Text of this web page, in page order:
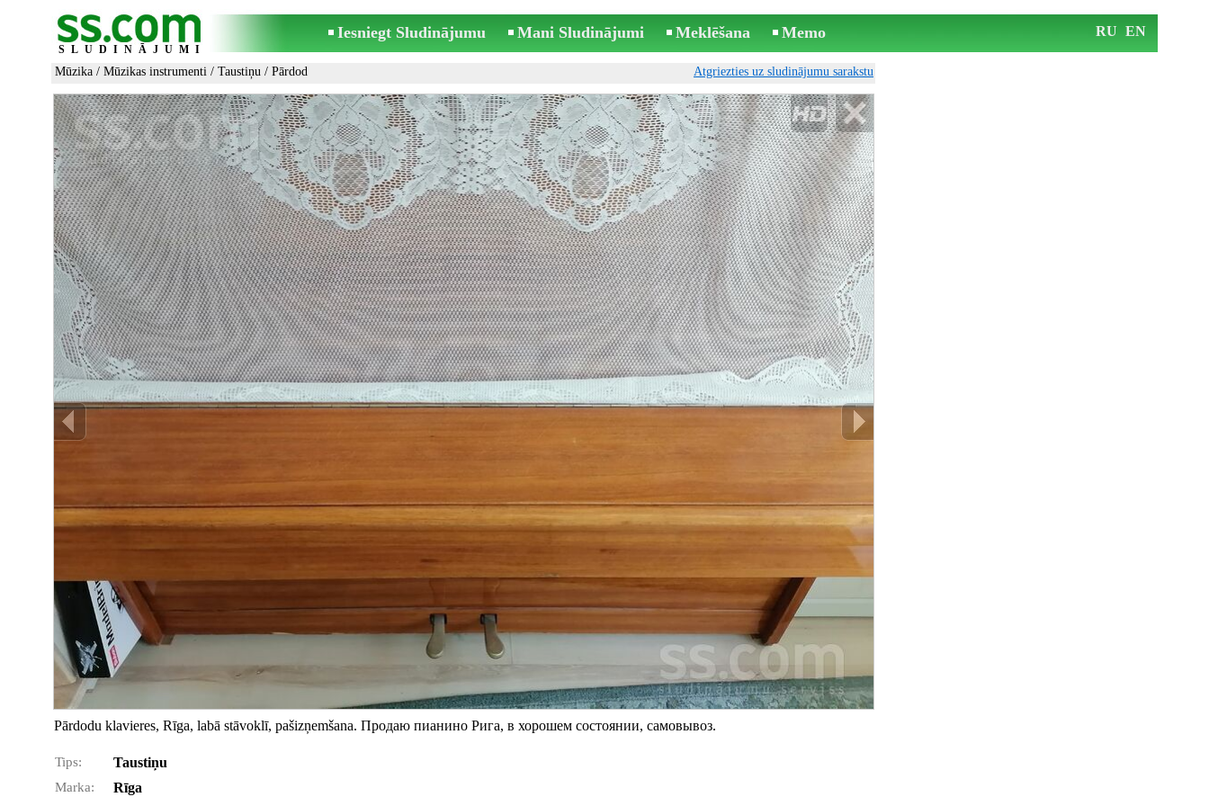
SLUDINĀJUMI
Iesniegt Sludinājumu Mani Sludinājumi Meklēšana Memo RU EN
Mūzika / Mūzikas instrumenti / Taustiņu / Pārdod Atgriezties uz sludinājumu sarakstu
Pārdodu klavieres, Rīga, labā stāvoklī, pašizņemšana. Продаю пианино Рига, в хорошем состоянии, самовывоз.
Tips: Taustiņu
Marka: Rīga